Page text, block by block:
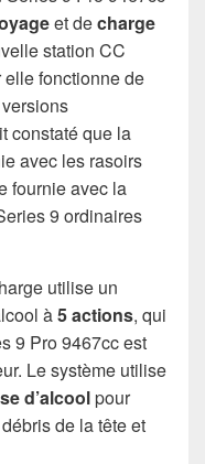
et decharge
station CC
elle fonctionne de
constaté que la
avec les rasoirs
fournie avec la
9 ordinaires
utilise un
à5 actions, qui
9 Pro 9467cc est
Le système utilise
d’alcoolpour
de la tête et